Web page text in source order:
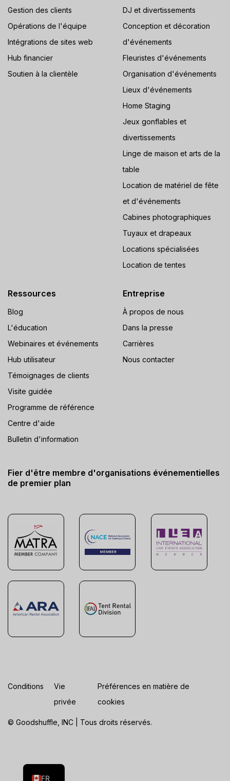
Gestion des clients
Opérations de l'équipe
Intégrations de sites web
Hub financier
Soutien à la clientèle
DJ et divertissements
Conception et décoration
d'événements
Fleuristes d'événements
Organisation d'événements
Lieux d'événements
Home Staging
Jeux gonflables et
divertissements
Linge de maison et arts de la
table
Location de matériel de fête
et d'événements
Cabines photographiques
Tuyaux et drapeaux
Locations spécialisées
Location de tentes
Ressources
Blog
L'éducation
Webinaires et événements
Hub utilisateur
Témoignages de clients
Visite guidée
Programme de référence
Centre d'aide
Bulletin d'information
Entreprise
À propos de nous
Dans la presse
Carrières
Nous contacter
Fier d'être membre d'organisations événementielles
de premier plan
© Goodshuffle, INC | Tous droits réservés.
Conditions
Vie
privée
Préférences en matière de
cookies
FR